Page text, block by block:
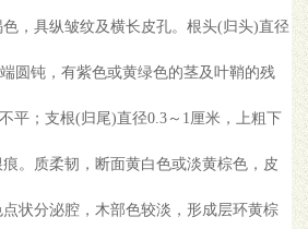
，具纵皱纹及横长皮孔。根头(归头)直径
圆钝，有紫色或黄绿色的茎及叶鞘的残
平；支根(归尾)直径0.3～1厘米，上粗下
。质柔韧，断面黄白色或淡黄棕色，皮
状分泌腔，木部色较淡，形成层环黄棕